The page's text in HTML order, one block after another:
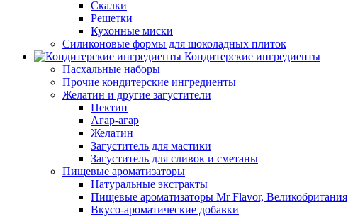
Скалки
Решетки
Кухонные миски
Силиконовые формы для шоколадных плиток
Кондитерские ингредиенты
Пасхальные наборы
Прочие кондитерские ингредиенты
Желатин и другие загустители
Пектин
Агар-агар
Желатин
Загуститель для мастики
Загуститель для сливок и сметаны
Пищевые ароматизаторы
Натуральные экстракты
Пищевые ароматизаторы Mr Flavor, Великобритания
Вкусо-ароматические добавки